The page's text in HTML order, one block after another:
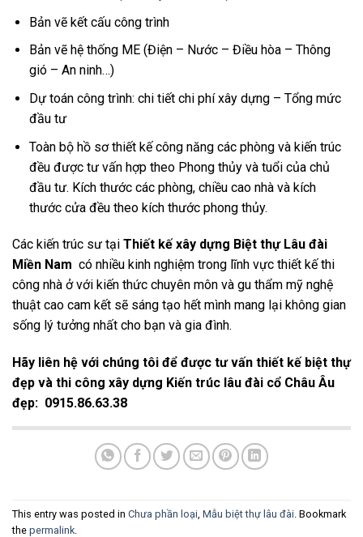
Bản vẽ kết cấu công trình
Bản vẽ hệ thống ME (Điện – Nước – Điều hòa – Thông
gió – An ninh…)
Dự toán công trình: chi tiết chi phí xây dựng – Tổng mức
đầu tư
Toàn bộ hồ sơ thiết kế công năng các phòng và kiến trúc
đều được tư vấn hợp theo Phong thủy và tuổi của chủ
đầu tư. Kích thước các phòng, chiều cao nhà và kích
thước cửa đều theo kích thước phong thủy.
Các kiến trúc sư tại Thiết kế xây dựng Biệt thự Lâu đài
Miền Nam có nhiều kinh nghiệm trong lĩnh vực thiết kế thi
công nhà ở với kiến thức chuyên môn và gu thẩm mỹ nghệ
thuật cao cam kết sẽ sáng tạo hết mình mang lại không gian
sống lý tưởng nhất cho bạn và gia đình.
Hãy liên hệ với chúng tôi để được tư vấn thiết kế biệt thự
đẹp và thi công xây dựng Kiến trúc lâu đài cổ Châu Âu
đẹp: 0915.86.63.38
This entry was posted in Chưa phần loại Mẫu biệt thự lâu đài . Bookmark
the permalink